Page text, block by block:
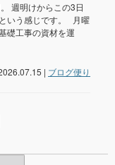
週明けからこの3日
いう感じです。 月曜
礎工事の資材を運
| ブログ便り